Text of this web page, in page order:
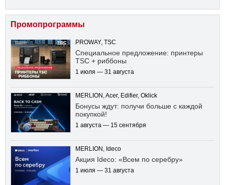
Промопрограммы
PROWAY, TSC
Специальное предложение: принтеры
TSC + риббоны
1 июля — 31 августа
MERLION, Acer, Edifier, Oklick
Бонусы ждут: получи больше с каждой
покупкой!
1 августа — 15 сентября
MERLION, Ideco
Акция Ideco: «Всем по серебру»
1 июля — 31 августа